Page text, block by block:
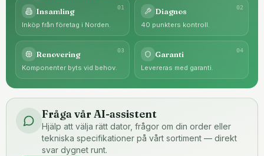
01
Insamling
Inköp från företag i Norden.
02
Diagnos
40 punkters kontroll.
03
Renovering
Komponenter byts vid behov.
04
Garanti
Levereras med garanti.
Fråga vår AI-assistent
Hjälp att välja rätt dator, frågor om din order eller
tekniska specifikationer på vårt sortiment — direkt
svar dygnet runt.